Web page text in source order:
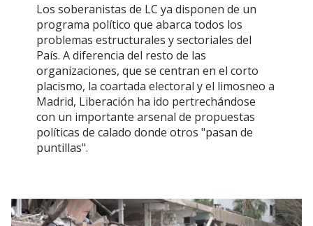
Los soberanistas de LC ya disponen de un
programa político que abarca todos los
problemas estructurales y sectoriales del
País. A diferencia del resto de las
organizaciones, que se centran en el corto
placismo, la coartada electoral y el limosneo a
Madrid, Liberación ha ido pertrechándose
con un importante arsenal de propuestas
políticas de calado donde otros "pasan de
puntillas".